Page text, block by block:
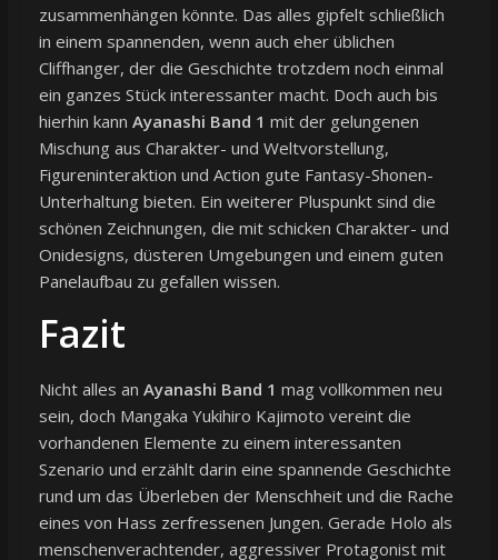
zusammenhängen könnte. Das alles gipfelt schließlich
in einem spannenden, wenn auch eher üblichen
Cliffhanger, der die Geschichte trotzdem noch einmal
ein ganzes Stück interessanter macht. Doch auch bis
hierhin kann Ayanashi Band 1 mit der gelungenen
Mischung aus Charakter- und Weltvorstellung,
Figureninteraktion und Action gute Fantasy-Shonen-
Unterhaltung bieten. Ein weiterer Pluspunkt sind die
schönen Zeichnungen, die mit schicken Charakter- und
Onidesigns, düsteren Umgebungen und einem guten
Panelaufbau zu gefallen wissen.
Fazit
Nicht alles an Ayanashi Band 1 mag vollkommen neu
sein, doch Mangaka Yukihiro Kajimoto vereint die
vorhandenen Elemente zu einem interessanten
Szenario und erzählt darin eine spannende Geschichte
rund um das Überleben der Menschheit und die Rache
eines von Hass zerfressenen Jungen. Gerade Holo als
menschenverachtender, aggressiver Protagonist mit